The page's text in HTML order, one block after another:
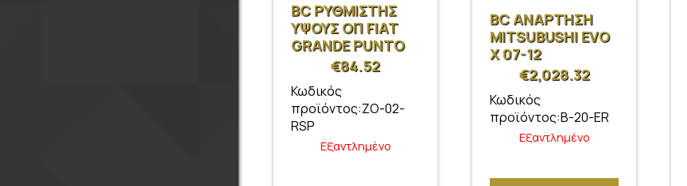
BC ΡΥΘΜΙΣΤΗΣ
ΥΨΟΥΣ ΟΠ FIAT
GRANDE PUNTO
05-18 OPEL C
€84.52
Κωδικός
προϊόντος:ZO-02-
RSP
Εξαντλημένο
BC ΑΝΑΡΤΗΣΗ
MITSUBUSHI EVO
X 07-12
€2,028.32
Κωδικός
προϊόντος:B-20-ER
Εξαντλημένο